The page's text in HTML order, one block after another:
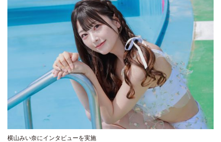
横山みい奈にインタビューを実施